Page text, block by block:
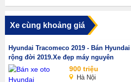
Xe cùng khoảng giá
Hyundai Tracomeco 2019 - Bán
rộng đời 2019.Xe đẹp máy nguyên
900 triệu
Hà Nội